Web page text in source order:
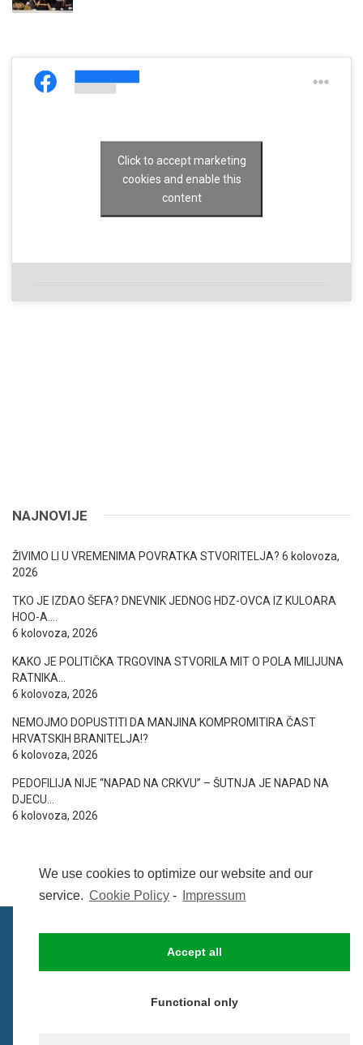
We use cookies to optimize our website and our
service. Cookie Policy - Impressum
Accept all
Functional only
Click to accept marketing
cookies and enable this
content
NAJNOVIJE
ŽIVIMO LI U VREMENIMA POVRATKA STVORITELJA? 6 kolovoza,
2026
TKO JE IZDAO ŠEFA? DNEVNIK JEDNOG HDZ-OVCA IZ KULOARA
HOO-A….
6 kolovoza, 2026
KAKO JE POLITIČKA TRGOVINA STVORILA MIT O POLA MILIJUNA
RATNIKA…
6 kolovoza, 2026
NEMOJMO DOPUSTITI DA MANJINA KOMPROMITIRA ČAST
HRVATSKIH BRANITELJA!?
6 kolovoza, 2026
PEDOFILIJA NIJE “NAPAD NA CRKVU” – ŠUTNJA JE NAPAD NA
DJECU…
6 kolovoza, 2026
UVIJETI KORIŠTENJA COOKIE POLICY (EU)